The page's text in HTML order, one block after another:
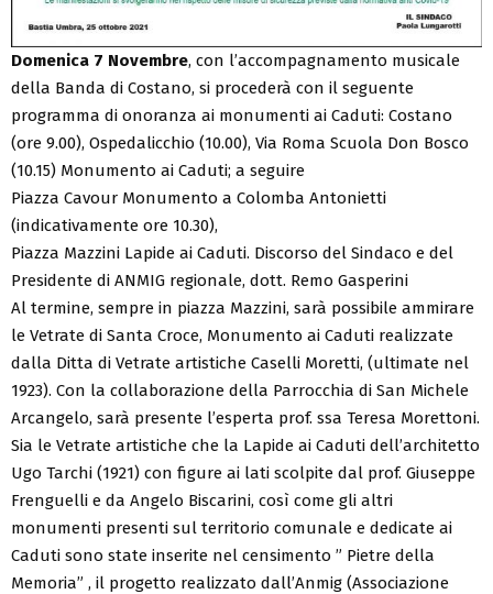
Domenica 7 Novembre, con l’accompagnamento musicale
della Banda di Costano, si procederà con il seguente
programma di onoranza ai monumenti ai Caduti: Costano
(ore 9.00), Ospedalicchio (10.00), Via Roma Scuola Don Bosco
(10.15) Monumento ai Caduti; a seguire
Piazza Cavour Monumento a Colomba Antonietti
(indicativamente ore 10.30),
Piazza Mazzini Lapide ai Caduti. Discorso del Sindaco e del
Presidente di ANMIG regionale, dott. Remo Gasperini
Al termine, sempre in piazza Mazzini, sarà possibile ammirare
le Vetrate di Santa Croce, Monumento ai Caduti realizzate
dalla Ditta di Vetrate artistiche Caselli Moretti, (ultimate nel
1923). Con la collaborazione della Parrocchia di San Michele
Arcangelo, sarà presente l’esperta prof. ssa Teresa Morettoni.
Sia le Vetrate artistiche che la Lapide ai Caduti dell’architetto
Ugo Tarchi (1921) con figure ai lati scolpite dal prof. Giuseppe
Frenguelli e da Angelo Biscarini, così come gli altri
monumenti presenti sul territorio comunale e dedicate ai
Caduti sono state inserite nel censimento ” Pietre della
Memoria” , il progetto realizzato dall’Anmig (Associazione